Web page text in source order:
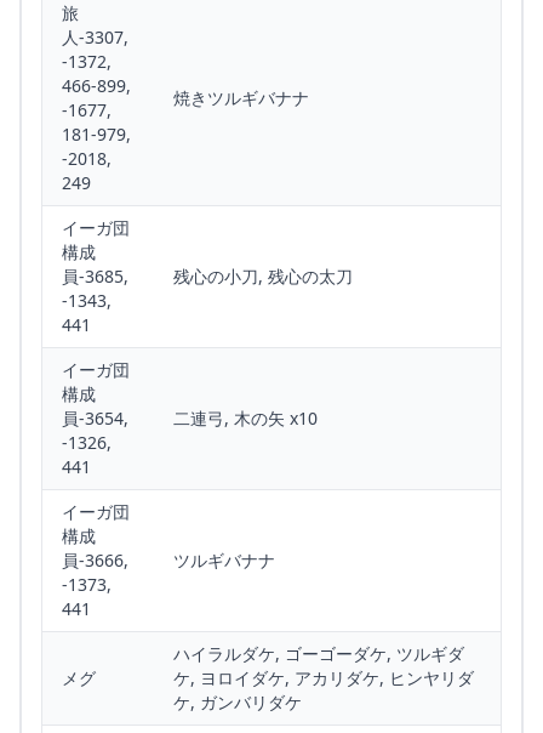
旅
人-3307,
-1372,
466-899,
-1677,
181-979,
-2018,
249
焼きツルギバナナ
イーガ団
構成
員-3685,
-1343,
441
残心の小刀, 残心の太刀
イーガ団
構成
員-3654,
-1326,
441
二連弓, 木の矢 x10
イーガ団
構成
員-3666,
-1373,
441
ツルギバナナ
メグ
ハイラルダケ, ゴーゴーダケ, ツルギダ
ケ, ヨロイダケ, アカリダケ, ヒンヤリダ
ケ, ガンバリダケ